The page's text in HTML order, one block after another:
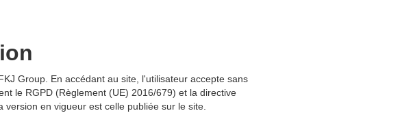
Group. En accédant au site, l'utilisateur accepte sans
le RGPD (Règlement (UE) 2016/679) et la directive
en vigueur est celle publiée sur le site.